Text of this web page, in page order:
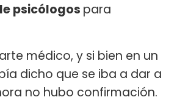
psicólogos para
médico, y si bien en un
dicho que se iba a dar a
no hubo confirmación.